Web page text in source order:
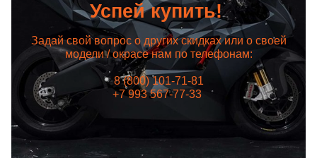
Успей купить!
Задай свой вопрос о других скидках или о своей
модели / окрасе нам по телефонам:
8 (800) 101-71-81
+7 993 567-77-33